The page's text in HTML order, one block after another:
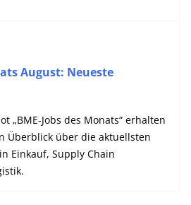
August: Neueste
„BME-Jobs des Monats“ erhalten
Überblick über die aktuellsten
Einkauf, Supply Chain